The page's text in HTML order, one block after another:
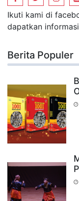
Ikuti kami di
dapatkan
Berita Populer